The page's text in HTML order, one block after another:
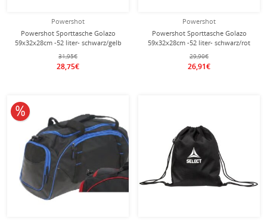
Powershot
Powershot Sporttasche Golazo
59x32x28cm -52 liter- schwarz/gelb
31,95€
28,75€
Powershot
Powershot Sporttasche Golazo
59x32x28cm -52 liter- schwarz/rot
29,90€
26,91€
10% reduziert